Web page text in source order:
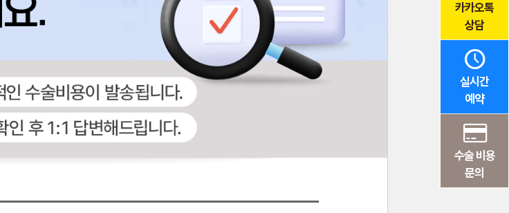
카카오톡
상담
실시간
예약
수술 비용
문의